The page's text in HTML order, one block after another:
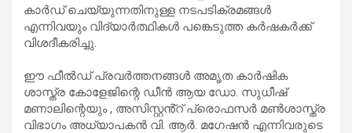
കാർഡ് ചെയ്യുന്നതിനുള്ള നടപടിക്രമങ്ങൾ
എന്നിവയും വിദ്യാർത്ഥികൾ പങ്കെടുത്ത കർഷകർക്ക്
വിശദീകരിച്ചു.
ഈ ഫീൽഡ് പ്രവർത്തനങ്ങൾ അമൃത കാർഷിക
ശാസ്ത്ര കോളേജിന്റെ ഡീൻ ആയ ഡോ. സുധീഷ്
മണാലിന്റെയും , അസിസ്റ്റൻ്റ് പ്രൊഫസർ മൺശാസ്ത്ര
വിഭാഗം അധ്യാപകൻ വി. ആർ. മഗേഷൻ എന്നിവരുടെ